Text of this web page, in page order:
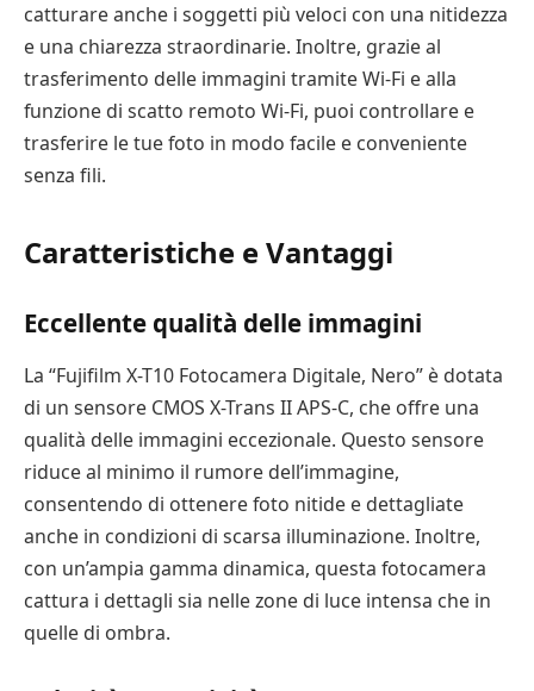
catturare anche i soggetti più veloci con una nitidezza
e una chiarezza straordinarie. Inoltre, grazie al
trasferimento delle immagini tramite Wi-Fi e alla
funzione di scatto remoto Wi-Fi, puoi controllare e
trasferire le tue foto in modo facile e conveniente
senza fili.
Caratteristiche e Vantaggi
Eccellente qualità delle immagini
La “Fujifilm X-T10 Fotocamera Digitale, Nero” è dotata
di un sensore CMOS X-Trans II APS-C, che offre una
qualità delle immagini eccezionale. Questo sensore
riduce al minimo il rumore dell’immagine,
consentendo di ottenere foto nitide e dettagliate
anche in condizioni di scarsa illuminazione. Inoltre,
con un’ampia gamma dinamica, questa fotocamera
cattura i dettagli sia nelle zone di luce intensa che in
quelle di ombra.